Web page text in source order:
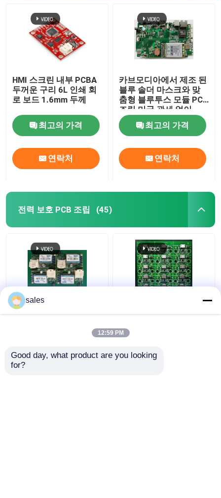
HMI 스크린 내부 PCBA
두꺼운 구리 6L 인쇄 회
로 보드 1.6mm 두께
최고의 가격
연락처
카브모디아에서 제조 된
블루 솔더 마스크와 맞
춤형 블루투스 모듈 PCB
조립 미국 관세 없이
최고의 가격
연락처
전력 보호 PCB 조립 (45)
캄보디아에서 5온스 구
를 위한 Pca 인쇄 회로
최고의 가격
납 없는
최고의 가격
sales
12:59 PM
Good day, what product are you looking
for?